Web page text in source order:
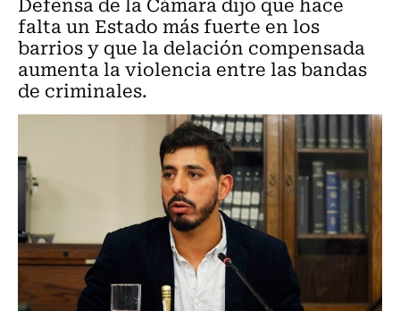
falta un Estado más fuerte en los
barrios y que la delación compensada
aumenta la violencia entre las bandas
de criminales.